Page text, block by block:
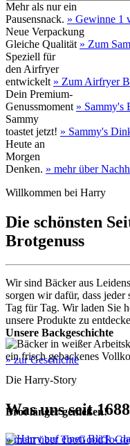
Mehr als nur ein
Pausensnack. » Gewinne 1
Neue Verpackung
Gleiche Qualität » Zum
Speziell für
den Airfryer
entwickelt » Zum Airfryer
Dein Premium-
Genussmoment » Sammy's
Sammy
toastet jetzt! » Sammy's
Heute an
Morgen
Denken. » mehr über
Willkommen bei Harry
Die schönsten
Brotgenuss
Wir sind Bäcker aus
sorgen wir dafür, dass jeder
Tag für Tag. Wir laden Sie
unsere Produkte zu
Die Harry-Story
Was uns seit
Unsere Backgeschichte
» zur Geschichte
Brot länger genießen!
» mehr über TooGoodToGo